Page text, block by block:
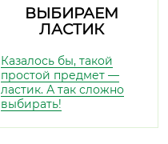
ВЫБИРАЕМ
ЛАСТИК
Казалось бы, такой
простой предмет —
ластик. А так сложно
выбирать!